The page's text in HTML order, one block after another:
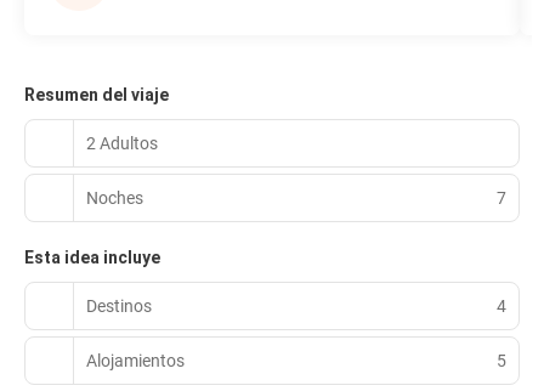
Resumen del viaje
2 Adultos
Noches 7
Esta idea incluye
Destinos 4
Alojamientos 5